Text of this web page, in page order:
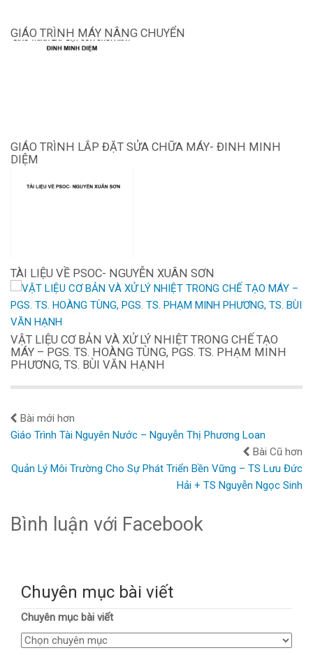
GIÁO TRÌNH MÁY NÂNG CHUYỂN
GIÁO TRÌNH LẮP ĐẶT SỬA CHỮA MÁY- ĐINH MINH
DIỆM
TÀI LIỆU VỀ PSOC- NGUYỄN XUÂN SƠN
VẬT LIỆU CƠ BẢN VÀ XỬ LÝ NHIỆT TRONG CHẾ TẠO
MÁY – PGS. TS. HOÀNG TÙNG, PGS. TS. PHẠM MINH
PHƯƠNG, TS. BÙI VĂN HẠNH
Bài mới hơn
Giáo Trình Tài Nguyên Nước – Nguyễn Thị Phương Loan
Bài Cũ hơn
Quản Lý Môi Trường Cho Sự Phát Triển Bền Vững – TS Lưu Đức
Hải + TS Nguyễn Ngọc Sinh
Bình luận với Facebook
Chuyên mục bài viết
Chuyên mục bài viết